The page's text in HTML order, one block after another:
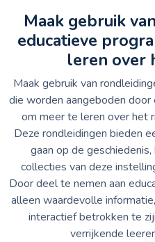
Maak gebruik
educatieve
leren over
Maak gebruik van
die worden aangeboden
om meer te leren over het
Deze rondleidingen bieden
gaan op de
collecties van deze
Door deel te nemen aan
alleen waardevolle
interactief betrokken te
verrijkende